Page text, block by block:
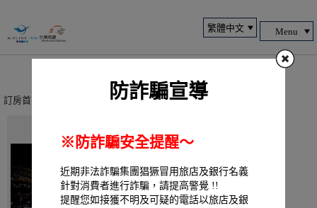
Menu
訂房首頁 > 線上訂房 > 一般訂房防詐騙宣導
※防詐騙安全提醒～
近期非法詐騙集團猖獗冒用旅店及銀行名義
針對消費者進行詐騙，請提高警覺 !!
提醒您如接獲不明及可疑的電話以旅店及銀